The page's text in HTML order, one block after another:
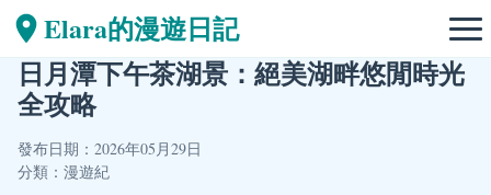
Elara的漫遊日記
日月潭下午茶湖景：絕美湖畔悠閒時光
全攻略
發布日期：2026年05月29日
分類： 漫遊紀